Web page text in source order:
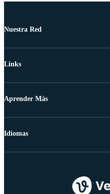
Nuestra Red
Links
Aprender Más
Idiomas